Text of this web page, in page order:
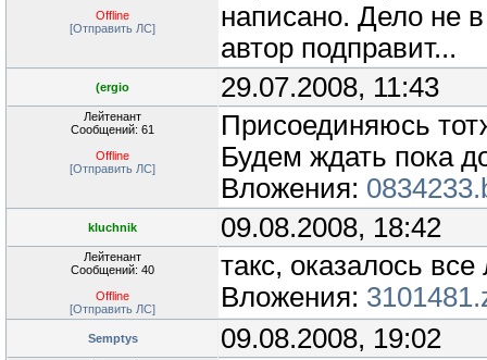
Offline
[Отправить ЛС]
написано. Дело не
автор подправит...
(ergio 29.07.2008, 11:43
Лейтенант
Сообщений: 61
Offline
[Отправить ЛС]
Присоединяюсь
Будем ждать пока
Вложения:
kluchnik 09.08.2008, 18:42
Лейтенант
Сообщений: 40
Offline
[Отправить ЛС]
такс, оказалось
Вложения:
Semptys 09.08.2008, 19:02